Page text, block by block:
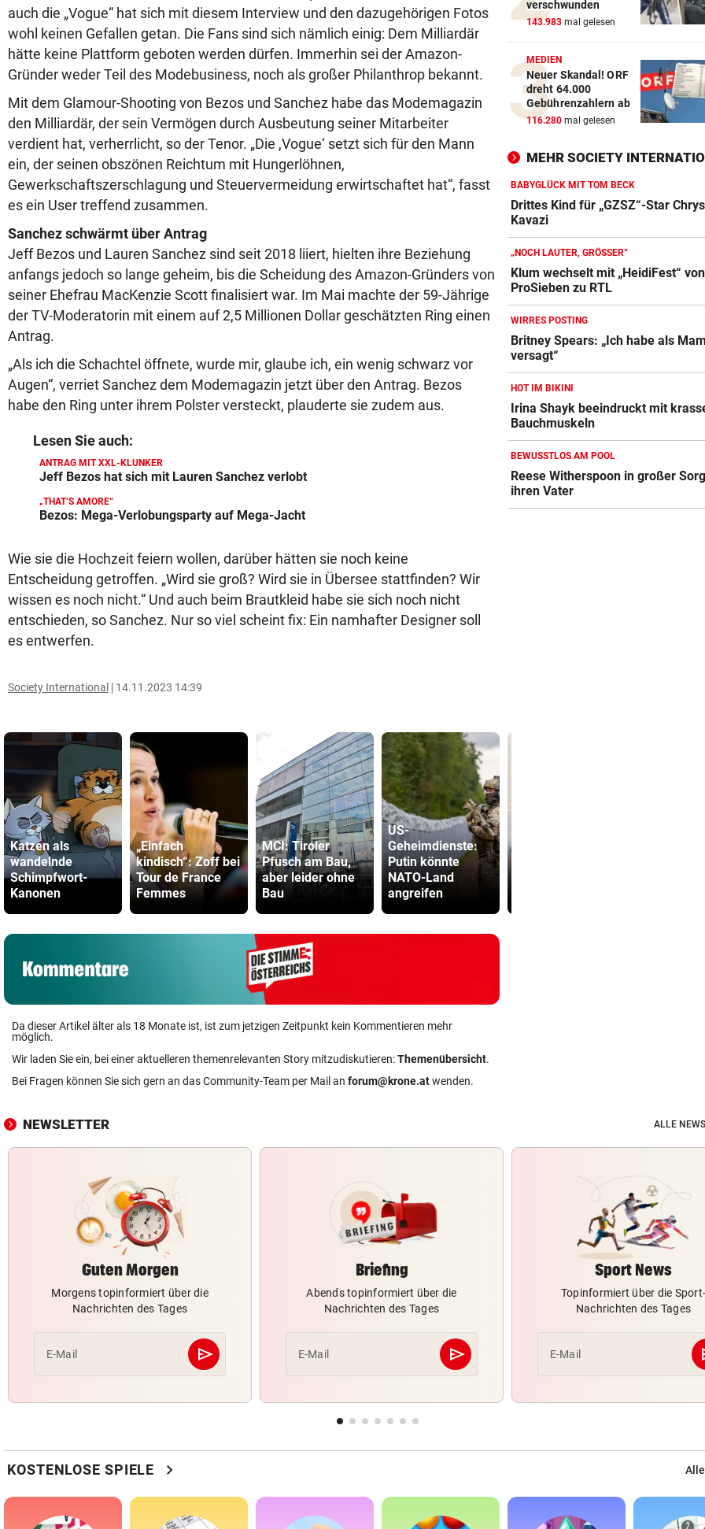
auch die „Vogue“ hat sich mit diesem Interview und den dazugehörigen Fotos
wohl keinen Gefallen getan. Die Fans sind sich nämlich einig: Dem Milliardär
hätte keine Plattform geboten werden dürfen. Immerhin sei der Amazon-
Gründer weder Teil des Modebusiness, noch als großer Philanthrop bekannt.
Mit dem Glamour-Shooting von Bezos und Sanchez habe das Modemagazin
den Milliardär, der sein Vermögen durch Ausbeutung seiner Mitarbeiter
verdient hat, verherrlicht, so der Tenor. „Die ,Vogue‘ setzt sich für den Mann
ein, der seinen obszönen Reichtum mit Hungerlöhnen,
Gewerkschaftszerschlagung und Steuervermeidung erwirtschaftet hat“, fasst
es ein User treffend zusammen.
Sanchez schwärmt über Antrag
Jeff Bezos und Lauren Sanchez sind seit 2018 liiert, hielten ihre Beziehung
anfangs jedoch so lange geheim, bis die Scheidung des Amazon-Gründers von
seiner Ehefrau MacKenzie Scott finalisiert war. Im Mai machte der 59-Jährige
der TV-Moderatorin mit einem auf 2,5 Millionen Dollar geschätzten Ring einen
Antrag.
„Als ich die Schachtel öffnete, wurde mir, glaube ich, ein wenig schwarz vor
Augen“, verriet Sanchez dem Modemagazin jetzt über den Antrag. Bezos
habe den Ring unter ihrem Polster versteckt, plauderte sie zudem aus.
Lesen Sie auch:
ANTRAG MIT XXL-KLUNKER
Jeff Bezos hat sich mit Lauren Sanchez verlobt
„THAT‘S AMORE“
Bezos: Mega-Verlobungsparty auf Mega-Jacht
Wie sie die Hochzeit feiern wollen, darüber hätten sie noch keine
Entscheidung getroffen. „Wird sie groß? Wird sie in Übersee stattfinden? Wir
wissen es noch nicht.“ Und auch beim Brautkleid habe sie sich noch nicht
entschieden, so Sanchez. Nur so viel scheint fix: Ein namhafter Designer soll
es entwerfen.
Society International 14.11.2023 14:39
Katzen als
wandelnde
Schimpfwort-
Kanonen
„Einfach
kindisch“: Zoff bei
Tour de France
Femmes
MCI: Tiroler
Pfusch am Bau,
aber leider ohne
Bau
US-
Geheimdienste:
Putin könnte
NATO-Land
angreifen
Da dieser Artikel älter als 18 Monate ist, ist zum jetzigen Zeitpunkt kein Kommentieren mehr
möglich.
Wir laden Sie ein, bei einer aktuelleren themenrelevanten Story mitzudiskutieren:Themenübersicht.
Bei Fragen können Sie sich gern an das Community-Team per Mail an forum@krone.atwenden.
Bundesliga an
CRASH AUF B70
Zwei Verletzte nach Biker-
bei Edelschrott
SCHLUSSTAG WARTET vor
stark verbessert
MOURINHO GREIFT DURCH vor
Diese Regeln gelten ab
die Real-Spieler
UM WESTEN ZU SPALTEN vor
US-Geheimdienste: Putin
NATO-Land angreifen
verschwunden
143.983 mal gelesen
MEDIEN
Neuer Skandal! ORF
dreht 64.000
Gebührenzahlern ab
116.280 mal gelesen
MEHR SOCIETY
BABYGLÜCK MIT TOM BECK
Drittes Kind für „GZSZ“-Star
Kavazi
„NOCH LAUTER, GRÖSSER“
Klum wechselt mit „HeidiFest“ von
ProSieben zu RTL
WIRRES POSTING
Britney Spears: „Ich habe als
versagt“
HOT IM BIKINI
Irina Shayk beeindruckt mit
Bauchmuskeln
BEWUSSTLOS AM POOL
Reese Witherspoon in großer
ihren Vater
NEWSLETTER ALLE
Guten Morgen
Morgens topinformiert über die
Nachrichten des Tages
E-Mail send
Abschicken
Briefing
Abends topinformiert über die
Nachrichten des Tages
E-Mail send
Abschicken
Sport News
Topinformiert über die Sport-
Nachrichten des Tages
E-Mail
KOSTENLOSE SPIELE chevron_right